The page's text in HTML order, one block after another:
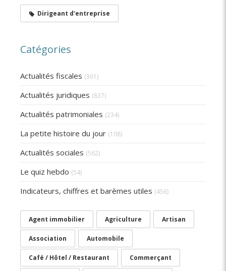
Dirigeant d'entreprise
Catégories
Actualités fiscales (361)
Actualités juridiques (837)
Actualités patrimoniales (234)
La petite histoire du jour (108)
Actualités sociales (562)
Le quiz hebdo (54)
Indicateurs, chiffres et barèmes utiles (456)
Agent immobilier Agriculture Artisan
Association Automobile
Café / Hôtel / Restaurant Commerçant